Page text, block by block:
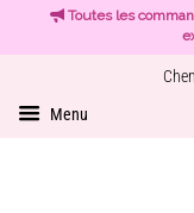
Toutes les
Menu